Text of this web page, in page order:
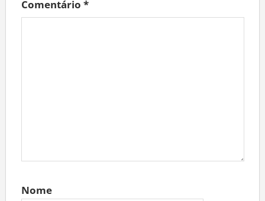
Comentário *
Nome